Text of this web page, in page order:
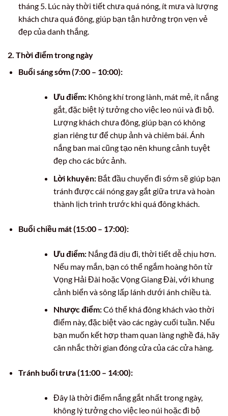
tháng 5. Lúc này thời tiết chưa quá nóng, ít mưa và lượng
khách chưa quá đông, giúp bạn tận hưởng trọn vẹn vẻ
đẹp của danh thắng.
2. Thời điểm trong ngày
Buổi sáng sớm (7:00 – 10:00):
Ưu điểm:Không khí trong lành, mát mẻ, ít nắng
gắt, đặc biệt lý tưởng cho việc leo núi và đi bộ.
Lượng khách chưa đông, giúp bạn có không
gian riêng tư để chụp ảnh và chiêm bái. Ánh
nắng ban mai cũng tạo nên khung cảnh tuyệt
đẹp cho các bức ảnh.
Lời khuyên:Bắt đầu chuyến đi sớm sẽ giúp bạn
tránh được cái nóng gay gắt giữa trưa và hoàn
thành lịch trình trước khi quá đông khách.
Buổi chiều mát (15:00 – 17:00):
Ưu điểm:Nắng đã dịu đi, thời tiết dễ chịu hơn.
Nếu may mắn, bạn có thể ngắm hoàng hôn từ
Vọng Hải Đài hoặc Vọng Giang Đài, với khung
cảnh biển và sông lấp lánh dưới ánh chiều tà.
Nhược điểm:Có thể khá đông khách vào thời
điểm này, đặc biệt vào các ngày cuối tuần. Nếu
bạn muốn kết hợp tham quan làng nghề đá, hãy
cân nhắc thời gian đóng cửa của các cửa hàng.
Tránh buổi trưa (11:00 – 14:00):
Đây là thời điểm nắng gắt nhất trong ngày,
không lý tưởng cho việc leo núi hoặc đi bộ